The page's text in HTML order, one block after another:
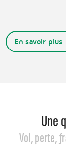
En savoir plus
Une
Vol, perte,